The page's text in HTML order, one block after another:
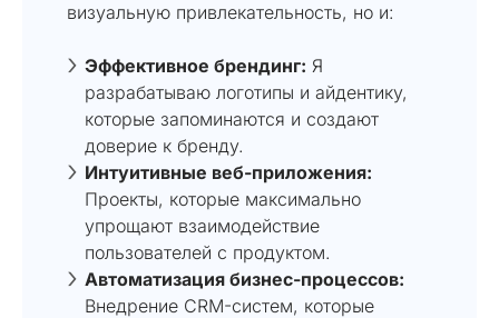
визуальную привлекательность, но и:
Эффективное брендинг: Я
разрабатываю логотипы и айдентику,
которые запоминаются и создают
доверие к бренду.
Интуитивные веб-приложения:
Проекты, которые максимально
упрощают взаимодействие
пользователей с продуктом.
Автоматизация бизнес-процессов:
Внедрение CRM-систем, которые